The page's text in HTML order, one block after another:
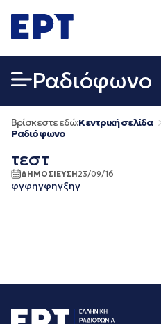
σε
περιεχόμενο
Ραδιόφωνο
Βρίσκεστε εδώ:Κεντρική σελίδα
Ραδιόφωνο
τεστ
ΔΗΜΟΣΙΕΥΣΗ23/09/16
φγφηγφηγξηγ